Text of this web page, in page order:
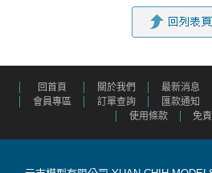
回首頁 關於我們 最新消息
會員專區
訂單查詢 匯款通知
使用條款
免